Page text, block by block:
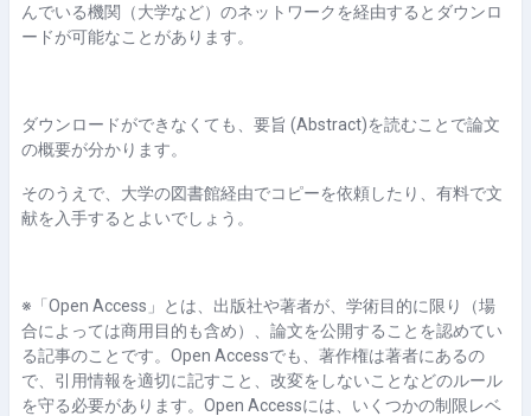
んでいる機関（大学など）のネットワークを経由するとダウンロ
ードが可能なことがあります。
ダウンロードができなくても、要旨 (Abstract)を読むことで論⽂
の概要が分かります。
そのうえで、大学の図書館経由でコピーを依頼したり、有料で文
献を入手するとよいでしょう。
※「Open Access」とは、出版社や著者が、学術目的に限り（場
合によっては商用目的も含め）、論文を公開することを認めてい
る記事のことです。Open Accessでも、著作権は著者にあるの
で、引用情報を適切に記すこと、改変をしないことなどのルール
を守る必要があります。Open Accessには、いくつかの制限レベ